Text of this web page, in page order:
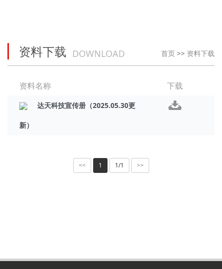
资料下载 DOWNLOAD 首页 >> 资料下载
资料名称 下载
达天科技宣传册（2025.05.30更
新）
<< 1 1/1 >>